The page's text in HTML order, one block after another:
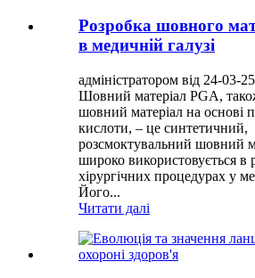
Розробка шовного
в медичній галузі
адміністратором від 24-03-25
Шовний матеріал PGA,
шовний матеріал на основі
кислоти, – це синтетичний,
розсмоктувальний шовний
широко використовується в
хірургічних процедурах у
Його...
Читати далі